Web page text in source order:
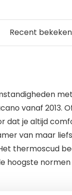
Recent bekeken
vanaf 2013.
dat je altijd
van maar
thermoscud
hoogste